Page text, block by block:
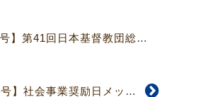
【4892号】第41回日本基督教団総会 「伝道する教団の建設」—伝道の命と力の回復—
【4893・94号】社会事業奨励日メッセージ